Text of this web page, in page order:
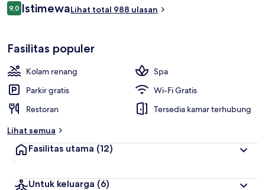
Ulasan
9,09,0 dari 10
IstimewaLihat total 988 ulasan
Fasilitas populer
Kolam renang
Spa
Parkir gratis
Wi-Fi Gratis
Restoran
Tersedia kamar terhubung
Lihat semua
Fasilitas utama (12)
Untuk keluarga (6)